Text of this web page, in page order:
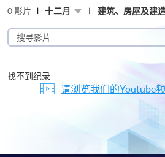
0 影片 十二月 建筑、房屋及建
搜
寻
片
找不到纪录
请浏览我们的Youtube